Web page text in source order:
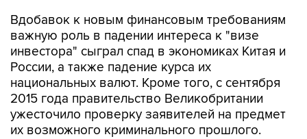
Вдобавок к новым финансовым требованиям
важную роль в падении интереса к "визе
инвестора" сыграл спад в экономиках Китая и
России, а также падение курса их
национальных валют. Кроме того, с сентября
2015 года правительство Великобритании
ужесточило проверку заявителей на предмет
их возможного криминального прошлого.